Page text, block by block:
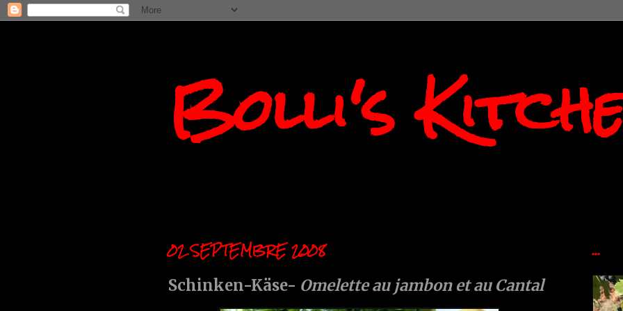
Bolli's
02 SEPTEMBRE 2008
Schinken-Käse- Omelette au jambon et au Cantal
...